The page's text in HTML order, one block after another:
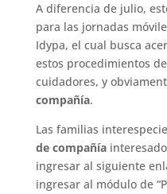
A diferencia de julio,
para las jornadas
Idypa, el cual busca
estos procedimientos
cuidadores, y
compañía.
Las familias
de compañía
ingresar al siguiente
ingresar al módulo de